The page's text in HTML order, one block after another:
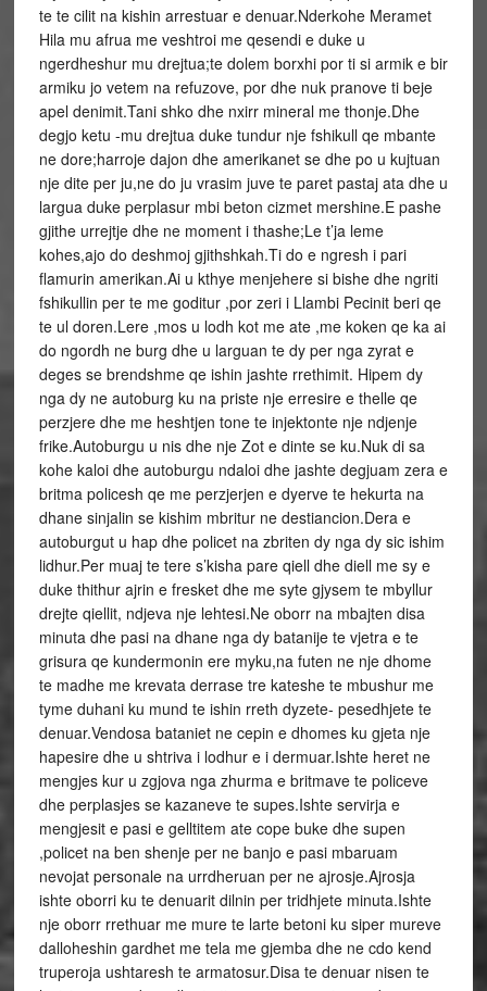
te te cilit na kishin arrestuar e denuar.Nderkohe Meramet
Hila mu afrua me veshtroi me qesendi e duke u
ngerdheshur mu drejtua;te dolem borxhi por ti si armik e bir
armiku jo vetem na refuzove, por dhe nuk pranove ti beje
apel denimit.Tani shko dhe nxirr mineral me thonje.Dhe
degjo ketu -mu drejtua duke tundur nje fshikull qe mbante
ne dore;harroje dajon dhe amerikanet se dhe po u kujtuan
nje dite per ju,ne do ju vrasim juve te paret pastaj ata dhe u
largua duke perplasur mbi beton cizmet mershine.E pashe
gjithe urrejtje dhe ne moment i thashe;Le t’ja leme
kohes,ajo do deshmoj gjithshkah.Ti do e ngresh i pari
flamurin amerikan.Ai u kthye menjehere si bishe dhe ngriti
fshikullin per te me goditur ,por zeri i Llambi Pecinit beri qe
te ul doren.Lere ,mos u lodh kot me ate ,me koken qe ka ai
do ngordh ne burg dhe u larguan te dy per nga zyrat e
deges se brendshme qe ishin jashte rrethimit. Hipem dy
nga dy ne autoburg ku na priste nje erresire e thelle qe
perzjere dhe me heshtjen tone te injektonte nje ndjenje
frike.Autoburgu u nis dhe nje Zot e dinte se ku.Nuk di sa
kohe kaloi dhe autoburgu ndaloi dhe jashte degjuam zera e
britma policesh qe me perzjerjen e dyerve te hekurta na
dhane sinjalin se kishim mbritur ne destiancion.Dera e
autoburgut u hap dhe policet na zbriten dy nga dy sic ishim
lidhur.Per muaj te tere s’kisha pare qiell dhe diell me sy e
duke thithur ajrin e fresket dhe me syte gjysem te mbyllur
drejte qiellit, ndjeva nje lehtesi.Ne oborr na mbajten disa
minuta dhe pasi na dhane nga dy batanije te vjetra e te
grisura qe kundermonin ere myku,na futen ne nje dhome
te madhe me krevata derrase tre kateshe te mbushur me
tyme duhani ku mund te ishin rreth dyzete- pesedhjete te
denuar.Vendosa bataniet ne cepin e dhomes ku gjeta nje
hapesire dhe u shtriva i lodhur e i dermuar.Ishte heret ne
mengjes kur u zgjova nga zhurma e britmave te policeve
dhe perplasjes se kazaneve te supes.Ishte servirja e
mengjesit e pasi e gelltitem ate cope buke dhe supen
,policet na ben shenje per ne banjo e pasi mbaruam
nevojat personale na urrdheruan per ne ajrosje.Ajrosja
ishte oborri ku te denuarit dilnin per tridhjete minuta.Ishte
nje oborr rrethuar me mure te larte betoni ku siper mureve
dalloheshin gardhet me tela me gjemba dhe ne cdo kend
truperoja ushtaresh te armatosur.Disa te denuar nisen te